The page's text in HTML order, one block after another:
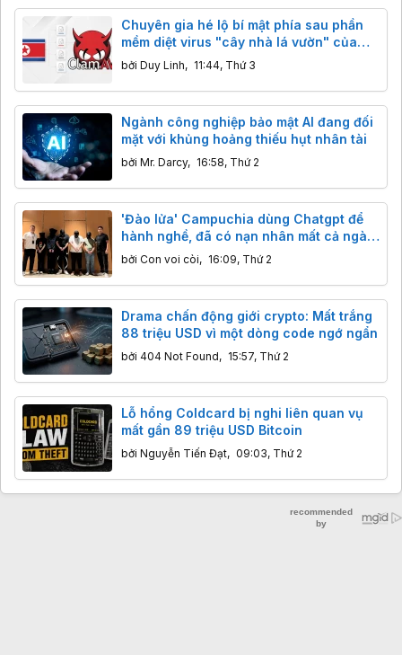
Chuyên gia hé lộ bí mật phía sau phần
mềm diệt virus "cây nhà lá vườn" của
Triều Tiên
bởi Duy Linh, 11:44, Thứ 3
Ngành công nghiệp bảo mật AI đang đối
mặt với khủng hoảng thiếu hụt nhân tài
bởi Mr. Darcy, 16:58, Thứ 2
'Đào lửa' Campuchia dùng Chatgpt để
hành nghề, đã có nạn nhân mất cả ngàn
đô
bởi Con voi còi, 16:09, Thứ 2
Drama chấn động giới crypto: Mất trắng
88 triệu USD vì một dòng code ngớ ngẩn
bởi 404 Not Found, 15:57, Thứ 2
Lỗ hổng Coldcard bị nghi liên quan vụ
mất gần 89 triệu USD Bitcoin
bởi Nguyễn Tiến Đạt, 09:03, Thứ 2